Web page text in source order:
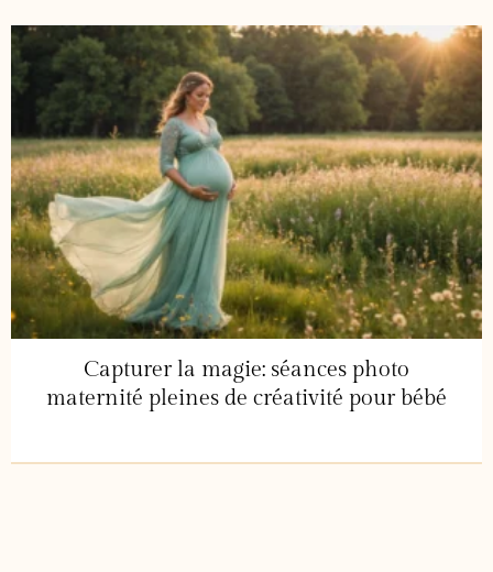
Capturer la magie: séances photo
maternité pleines de créativité pour bébé